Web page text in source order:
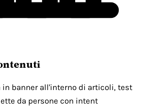
in banner all'interno di articoli, test
da persone con intent